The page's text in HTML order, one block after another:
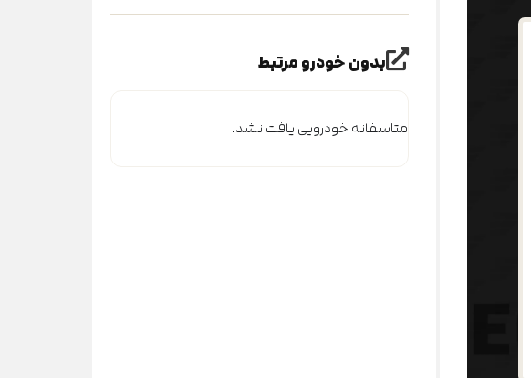
بدون خودرو مرتبط
متاسفانه خودرویی یافت نشد.